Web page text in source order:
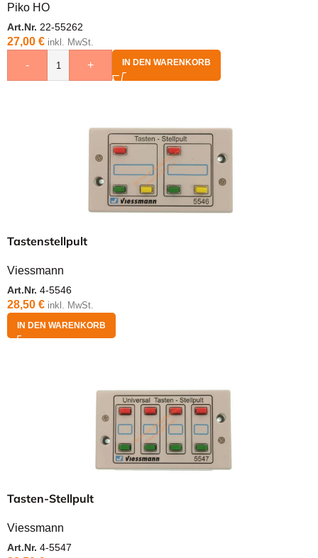
Piko HO
Art.Nr. 22-55262
27,00 € inkl. MwSt.
- + IN DEN WARENKORB
Tastenstellpult
Viessmann
Art.Nr. 4-5546
28,50 € inkl. MwSt.
IN DEN WARENKORB
Tasten-Stellpult
Viessmann
Art.Nr. 4-5547